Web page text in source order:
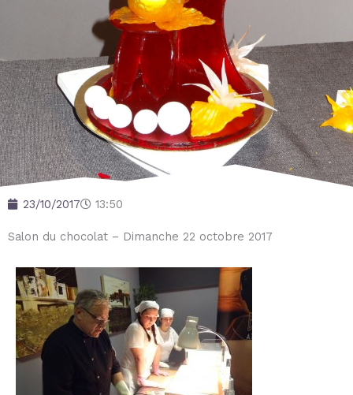
23/10/2017 13:50
Salon du chocolat – Dimanche 22 octobre 2017